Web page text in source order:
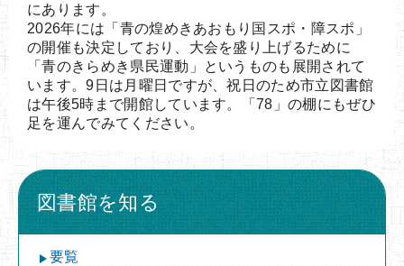
にあります。
2026年には「青の煌めきあおもり国スポ・障スポ」
の開催も決定しており、大会を盛り上げるために
「青のきらめき県民運動」というものも展開されて
います。9日は月曜日ですが、祝日のため市立図書館
は午後5時まで開館しています。「78」の棚にもぜひ
足を運んでみてください。
図書館を知る
要覧